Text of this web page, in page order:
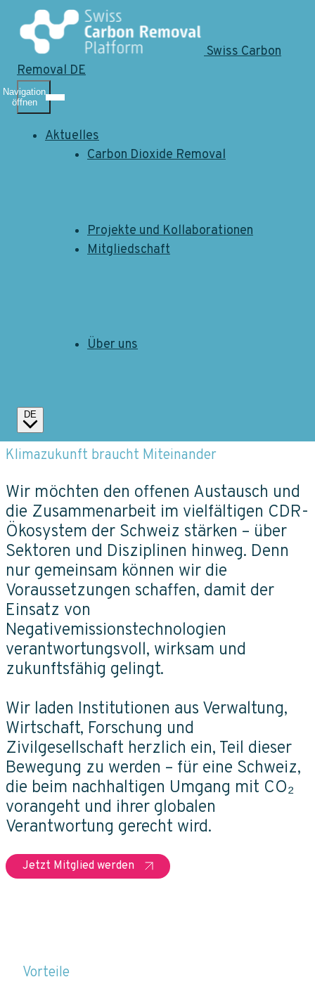
Swiss Carbon
Removal DE
Navigation
öffnen
Aktuelles
Carbon Dioxide Removal
Projekte und Kollaborationen
Mitgliedschaft
Über uns
DE
Stakeholder-Plattform der Schweiz zum
Jetzt Mitglied werden
Klimazukunft braucht Miteinander
Wir möchten den offenen Austausch und
die Zusammenarbeit im vielfältigen CDR-
Ökosystem der Schweiz stärken – über
Sektoren und Disziplinen hinweg. Denn
nur gemeinsam können wir die
Voraussetzungen schaffen, damit der
Einsatz von
Negativemissionstechnologien
verantwortungsvoll, wirksam und
zukunftsfähig gelingt.
Wir laden Institutionen aus Verwaltung,
Wirtschaft, Forschung und
Zivilgesellschaft herzlich ein, Teil dieser
Bewegung zu werden – für eine Schweiz,
die beim nachhaltigen Umgang mit CO₂
vorangeht und ihrer globalen
Verantwortung gerecht wird.
Jetzt Mitglied werden
Vorteile